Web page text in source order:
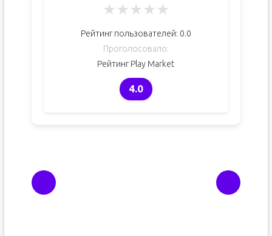
★★★★★
Рейтинг пользователей: 0.0
Проголосовало:
Рейтинг Play Market
4.0